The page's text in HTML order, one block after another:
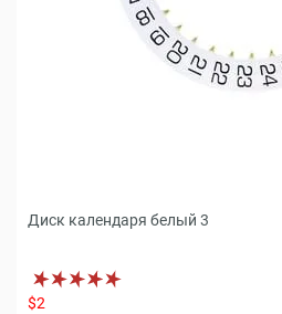
Диск календаря белый 3
$2